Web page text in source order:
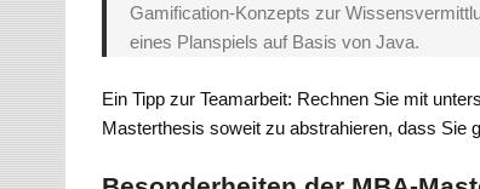
Gamification-Konzepts zur
eines Planspiels auf Basis von Java.
Ein Tipp zur Teamarbeit: Rechnen Sie mit
Masterthesis soweit zu abstrahieren, dass Sie